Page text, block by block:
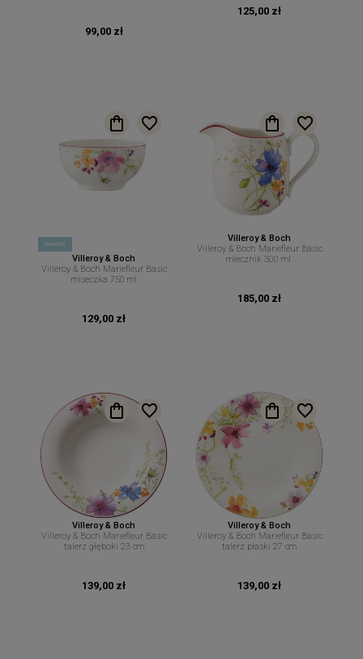
99,00 zł
125,00 zł
nowość
Villeroy & Boch
Villeroy & Boch Mariefleur Basic
miseczka 750 ml
129,00 zł
Villeroy & Boch
Villeroy & Boch Mariefleur Basic
mlecznik 300 ml.
185,00 zł
Villeroy & Boch
Villeroy & Boch Mariefleur Basic
talerz głęboki 23 cm
139,00 zł
Villeroy & Boch
Villeroy & Boch Mariefleur Basic
talerz płaski 27 cm
139,00 zł